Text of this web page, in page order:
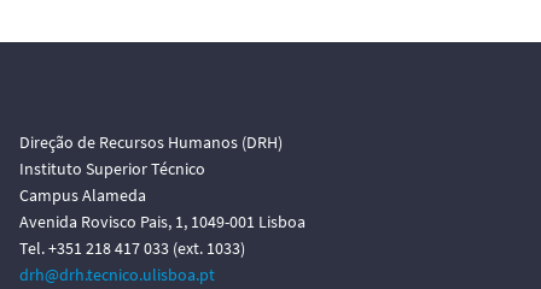
Direção de Recursos Humanos (DRH)
Instituto Superior Técnico
Campus Alameda
Avenida Rovisco Pais, 1, 1049-001 Lisboa
Tel. +351 218 417 033 (ext. 1033)
drh@drh.tecnico.ulisboa.pt